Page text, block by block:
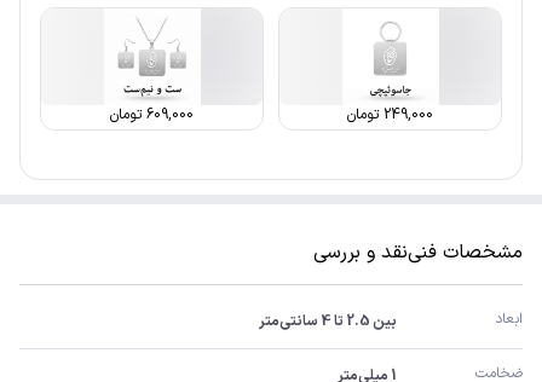
249,000 تومان 609,000تومان
مشخصات فنینقد و بررسی
ابعاد بین 2.5 تا 4 سانتی‌متر
ضخامت 1 میلی‌متر